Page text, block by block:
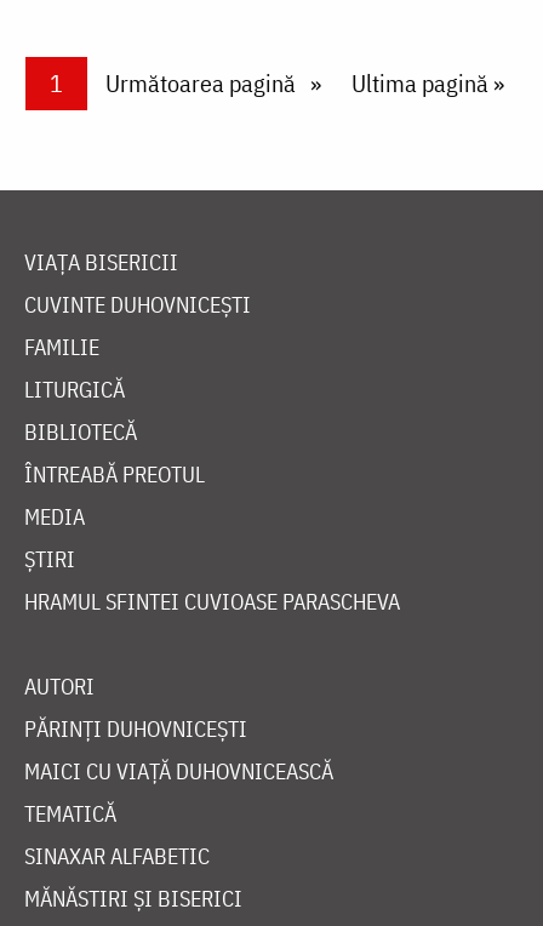
PaginareCurrent page
1 Next page
Următoarea pagină Last page
Ultima pagină »
VIAȚA BISERICII
CUVINTE DUHOVNICEȘTI
FAMILIE
LITURGICĂ
BIBLIOTECĂ
ÎNTREABĂ PREOTUL
MEDIA
ȘTIRI
HRAMUL SFINTEI CUVIOASE PARASCHEVA
AUTORI
PĂRINȚI DUHOVNICEȘTI
MAICI CU VIAȚĂ DUHOVNICEASCĂ
TEMATICĂ
SINAXAR ALFABETIC
MĂNĂSTIRI ȘI BISERICI